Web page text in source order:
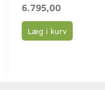
6.795,00
Læg i kurv